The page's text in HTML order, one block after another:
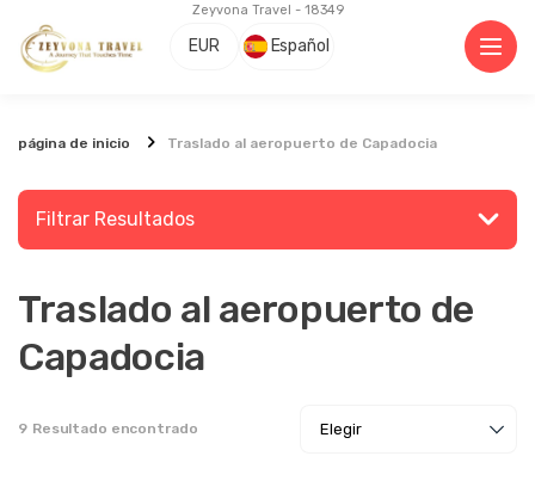
Zeyvona Travel - 18349
EUR Español
página de inicio Traslado al aeropuerto de Capadocia
Filtrar Resultados
Busca un lugar o actividad
Traslado al aeropuerto de
Capadocia
9 Resultado encontrado